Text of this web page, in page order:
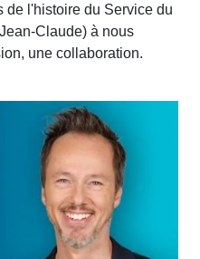
de l'histoire du Service du
Claude) à nous
une collaboration.